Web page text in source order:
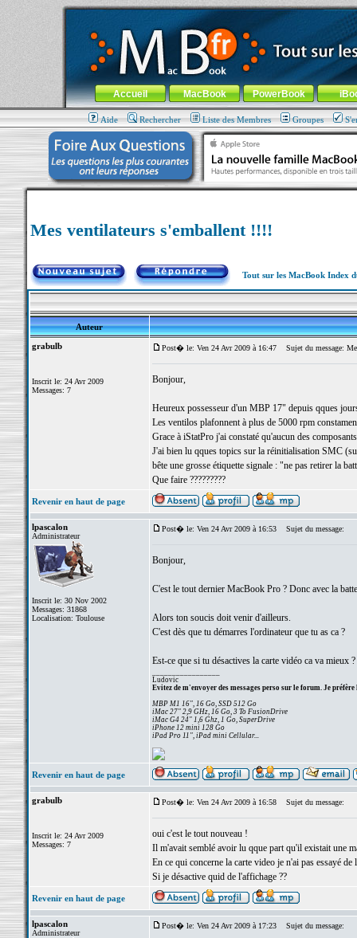
MacBook-fr.com : 100% Apple... 100% nomade !
Aller au contenu-Aller au menu général-Aller au menu de
Menu général
Accueil MacBook PowerBook
Aide Rechercher Liste des Membres Groupes
Mes ventilateurs s'emballent !!!!
Tout sur les MacBook Index
Auteur
grabulb
Inscrit le: 24 Avr 2009
Messages: 7
Post� le: Ven 24 Avr 2009 à 16:47 Sujet du message:
Bonjour,
Heureux possesseur d'un MBP 17" depuis qques
Les ventilos plafonnent à plus de 5000 rpm
Grace à iStatPro j'ai constaté qu'aucun des
J'ai bien lu qques topics sur la réinitialisation SMC
bête une grosse étiquette signale : "ne pas retirer la
Que faire ?????????
Revenir en haut de page
lpascalon
Administrateur
Inscrit le: 30 Nov 2002
Messages: 31868
Localisation: Toulouse
Post� le: Ven 24 Avr 2009 à 16:53 Sujet du message:
Bonjour,
C'est le tout dernier MacBook Pro ? Donc avec la
Alors ton soucis doit venir d'ailleurs.
C'est dès que tu démarres l'ordinateur que tu as ca ?
Est-ce que si tu désactives la carte vidéo ca va mieux ?
Ludovic
Evitez de m'envoyer des messages perso sur le forum. Je préfère
MBP M1 16", 16 Go, SSD 512 Go
iMac 27" 2,9 GHz, 16 Go, 3 To FusionDrive
iMac G4 24" 1,6 Ghz, 1 Go, SuperDrive
iPhone 12 mini 128 Go
iPad Pro 11", iPad mini Cellular...
Revenir en haut de page
grabulb
Inscrit le: 24 Avr 2009
Messages: 7
Post� le: Ven 24 Avr 2009 à 16:58 Sujet du message:
oui c'est le tout nouveau !
Il m'avait semblé avoir lu qque part qu'il existait une
En ce qui concerne la carte video je n'ai pas essayé
Si je désactive quid de l'affichage ??
Revenir en haut de page
lpascalon
Administrateur
Post� le: Ven 24 Avr 2009 à 17:23 Sujet du message: